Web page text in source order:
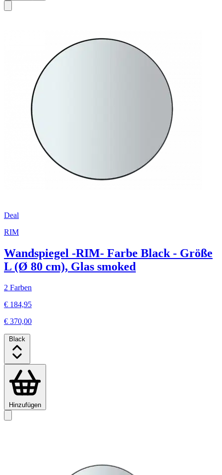
Deal
RIM
Wandspiegel -RIM- Farbe Black - Größe
L (Ø 80 cm), Glas smoked
2 Farben
€ 184,95
€ 370,00
Black
Hinzufügen